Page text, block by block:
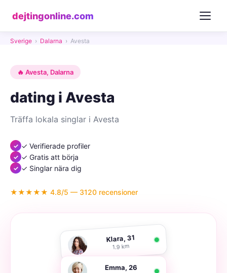
dejtingonline.com
Sverige › Dalarna › Avesta
🔥 Avesta, Dalarna
dating i Avesta
Träffa lokala singlar i Avesta
✓ Verifierade profiler
✓ Gratis att börja
✓ Singlar nära dig
★★★★★ 4.8/5 — 3120 recensioner
Klara, 31
1.9 km
Emma, 26